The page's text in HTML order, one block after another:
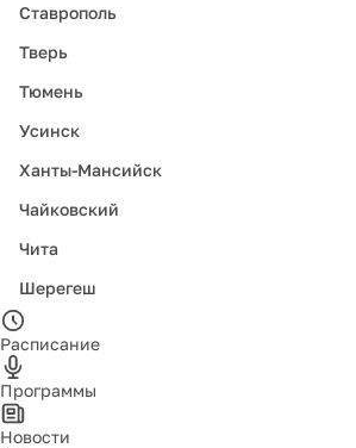
Ставрополь
Тверь
Тюмень
Усинск
Ханты-Мансийск
Чайковский
Чита
Шерегеш
Расписание
Программы
Новости